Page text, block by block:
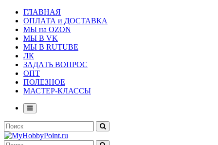
ГЛАВНАЯ
ОПЛАТА и ДОСТАВКА
МЫ на OZON
МЫ В VK
МЫ В RUTUBE
ЛК
ЗАДАТЬ ВОПРОС
ОПТ
ПОЛЕЗНОЕ
МАСТЕР-КЛАССЫ